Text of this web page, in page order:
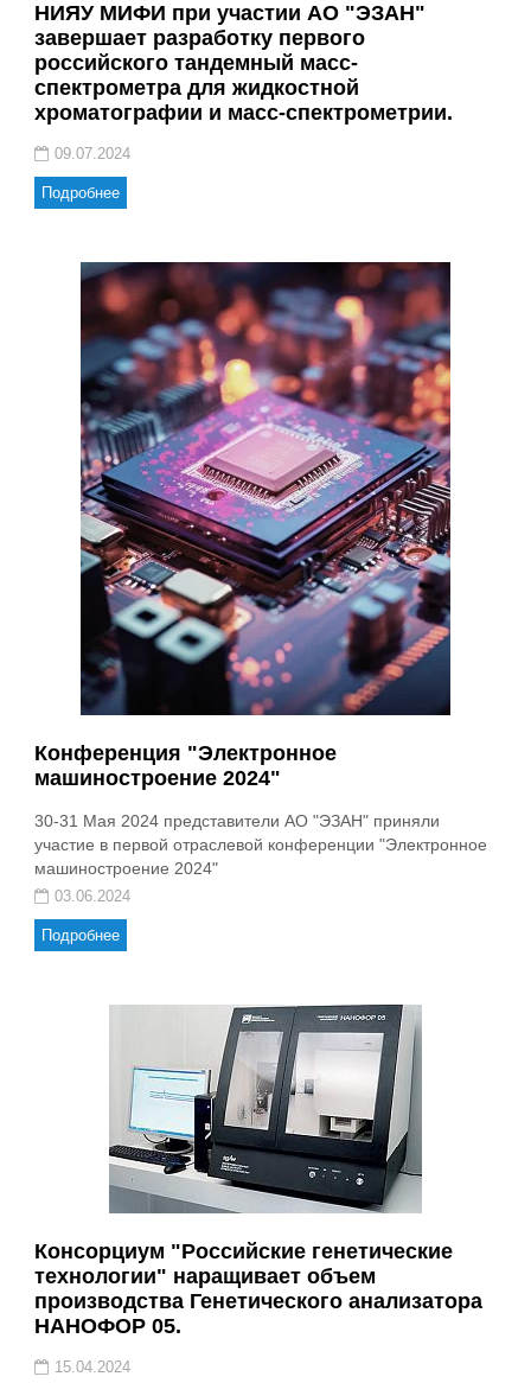
НИЯУ МИФИ при участии АО "ЭЗАН"
завершает разработку первого
российского тандемный масс-
спектрометра для жидкостной
хроматографии и масс-спектрометрии.
09.07.2024
Подробнее
Конференция "Электронное
машиностроение 2024"
30-31 Мая 2024 представители АО "ЭЗАН" приняли
участие в первой отраслевой конференции "Электронное
машиностроение 2024"
03.06.2024
Подробнее
Консорциум "Российские генетические
технологии" наращивает объем
производства Генетического анализатора
НАНОФОР 05.
15.04.2024